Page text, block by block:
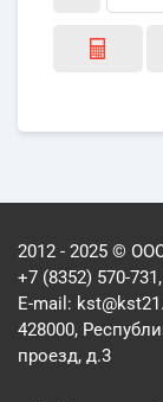
2012 - 2025 ©
+7 (8352) 570-
E-mail:
428000,
проезд, д.3